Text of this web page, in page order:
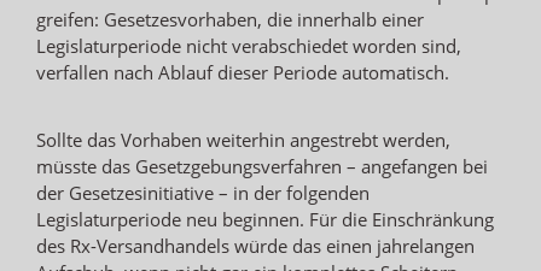
greifen: Gesetzesvorhaben, die innerhalb einer
Legislaturperiode nicht verabschiedet worden sind,
verfallen nach Ablauf dieser Periode automatisch.
Sollte das Vorhaben weiterhin angestrebt werden,
müsste das Gesetzgebungsverfahren – angefangen bei
der Gesetzesinitiative – in der folgenden
Legislaturperiode neu beginnen. Für die Einschränkung
des Rx-Versandhandels würde das einen jahrelangen